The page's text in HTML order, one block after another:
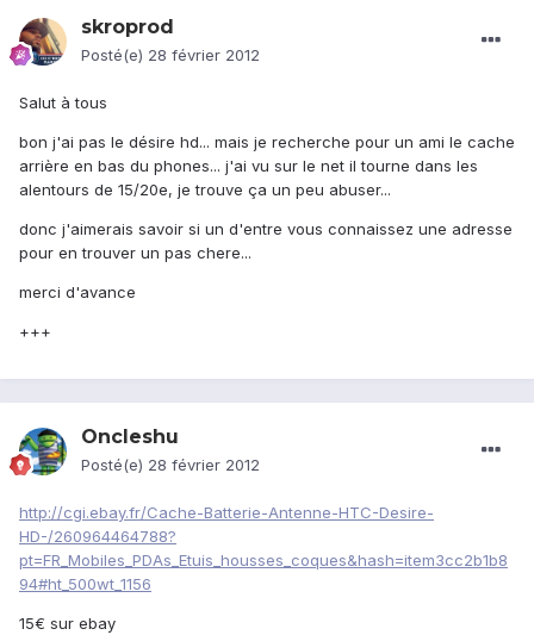
skroprod
Posté(e) 28 février 2012
Salut à tous
bon j'ai pas le désire hd... mais je recherche pour un ami le cache
arrière en bas du phones... j'ai vu sur le net il tourne dans les
alentours de 15/20e, je trouve ça un peu abuser...
donc j'aimerais savoir si un d'entre vous connaissez une adresse
pour en trouver un pas chere...
merci d'avance
+++
Oncleshu
Posté(e) 28 février 2012
http://cgi.ebay.fr/Cache-Batterie-Antenne-HTC-Desire-
HD-/260964464788?
pt=FR_Mobiles_PDAs_Etuis_housses_coques&hash=item3cc2b1b8
94#ht_500wt_1156
15€ sur ebay